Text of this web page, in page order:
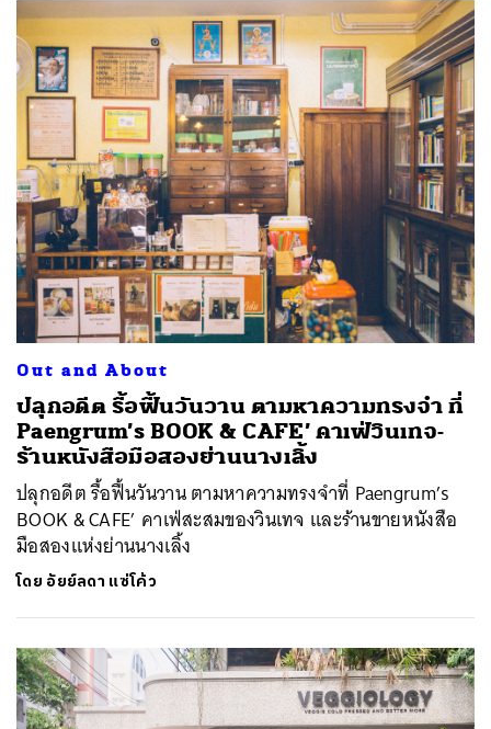
Out and About
ปลุกอดีต รื้อฟื้นวันวาน ตามหาความทรงจำ ที่
Paengrum’s BOOK & CAFE’ คาเฟ่วินเทจ-
ร้านหนังสือมือสองย่านนางเลิ้ง
ปลุกอดีต รื้อฟื้นวันวาน ตามหาความทรงจำที่ Paengrum’s
BOOK & CAFE’ คาเฟ่สะสมของวินเทจ และร้านขายหนังสือ
มือสองแห่งย่านนางเลิ้ง
โดย อัยย์ลดา แซ่โค้ว
ค้นหา